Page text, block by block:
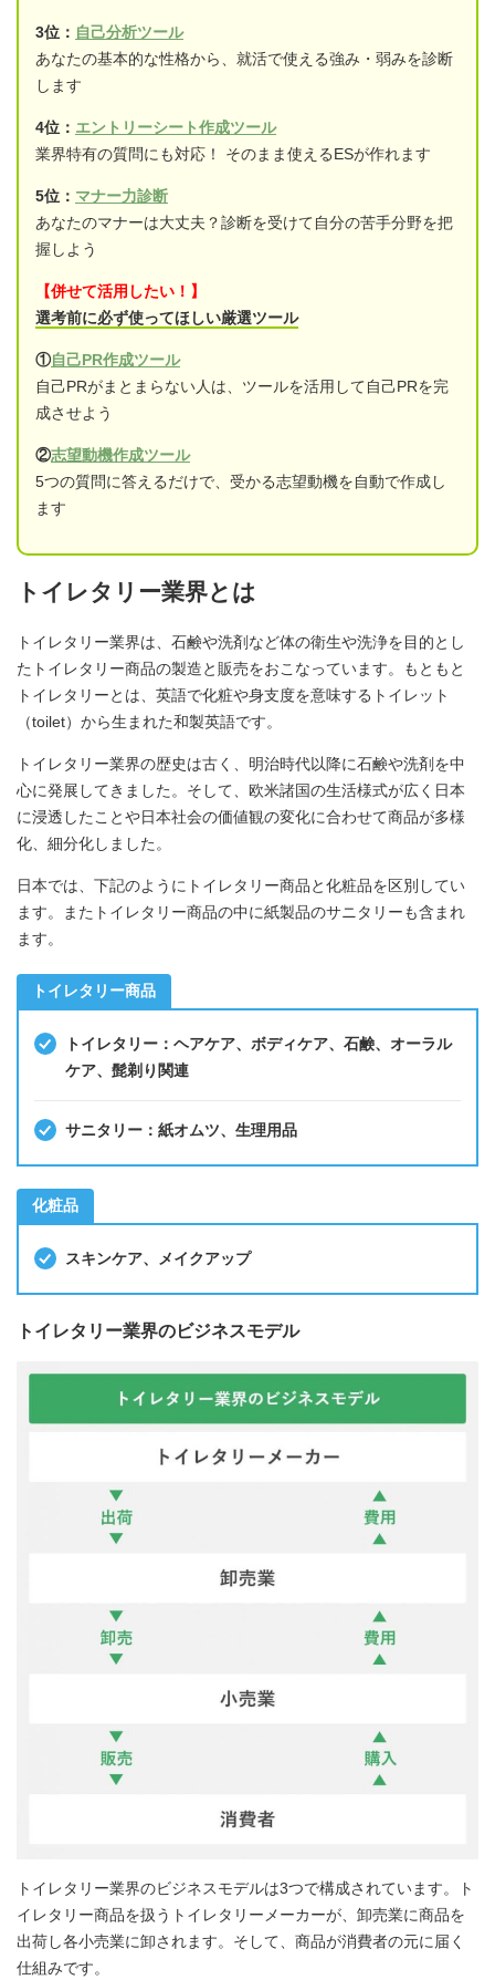
3位： 自己分析ツール
あなたの基本的な性格から、就活で使える強み・弱みを診断
します
4位： エントリーシート作成ツール
業界特有の質問にも対応！ そのまま使えるESが作れます
5位： マナー力診断
あなたのマナーは大丈夫？診断を受けて自分の苦手分野を把
握しよう
【併せて活用したい！】
選考前に必ず使ってほしい厳選ツール
①自己PR作成ツール
自己PRがまとまらない人は、ツールを活用して自己PRを完
成させよう
②志望動機作成ツール
5つの質問に答えるだけで、受かる志望動機を自動で作成し
ます
トイレタリー業界とは
トイレタリー業界は、石鹸や洗剤など体の衛生や洗浄を目的とし
たトイレタリー商品の製造と販売をおこなっています。もともと
トイレタリーとは、英語で化粧や身支度を意味するトイレット
（toilet）から生まれた和製英語です。
トイレタリー業界の歴史は古く、明治時代以降に石鹸や洗剤を中
心に発展してきました。そして、欧米諸国の生活様式が広く日本
に浸透したことや日本社会の価値観の変化に合わせて商品が多様
化、細分化しました。
日本では、下記のようにトイレタリー商品と化粧品を区別してい
ます。またトイレタリー商品の中に紙製品のサニタリーも含まれ
ます。
トイレタリー商品
トイレタリー：ヘアケア、ボディケア、石鹸、オーラル
ケア、髭剃り関連
サニタリー：紙オムツ、生理用品
化粧品
スキンケア、メイクアップ
トイレタリー業界のビジネスモデル
トイレタリー業界のビジネスモデルは3つで構成されています。ト
イレタリー商品を扱うトイレタリーメーカーが、卸売業に商品を
出荷し各小売業に卸されます。そして、商品が消費者の元に届く
仕組みです。